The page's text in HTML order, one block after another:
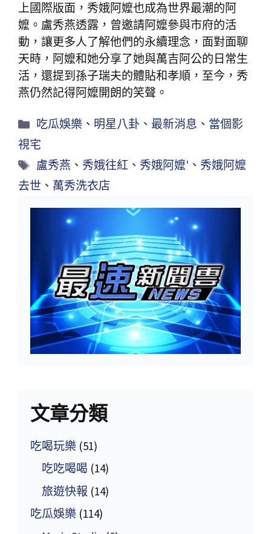
上國際版面，秀娥阿嬤也成為世界最潮的阿
嬤。盧秀燕透露，曾邀請阿嬤參與市府的活
動，讓更多人了解他們的永續理念，面對面聊
天時，阿嬤和她分享了她與萬吉阿公的日常生
活，還提到孫子瑞夫的體貼和孝順，至今，秀
燕仍然記得阿嬤開朗的笑聲。
吃瓜娛樂 、 明星八卦 、最新消息 、 當個影
視宅
盧秀燕 、秀娥往紅 、秀娥阿嬤' 、秀娥阿嬤
去世 、 萬秀洗衣店
文章分類
吃喝玩樂 (51)
吃吃喝喝 (14)
旅遊快報 (14)
吃瓜娛樂 (114)